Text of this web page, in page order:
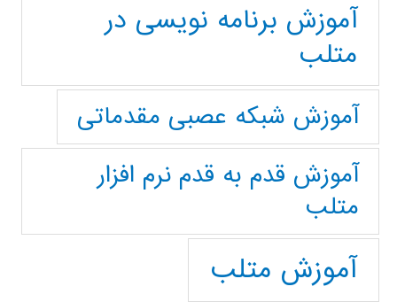
آموزش برنامه نویسی در
متلب
آموزش شبکه عصبی مقدماتی
آموزش قدم به قدم نرم افزار
متلب
آموزش متلب